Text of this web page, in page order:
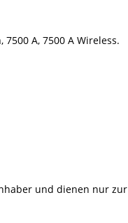
7500 A, 7500 A Wireless.
und dienen nur zur